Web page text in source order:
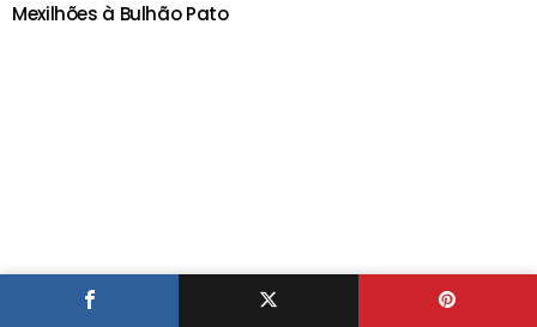
Mexilhões à Bulhão Pato